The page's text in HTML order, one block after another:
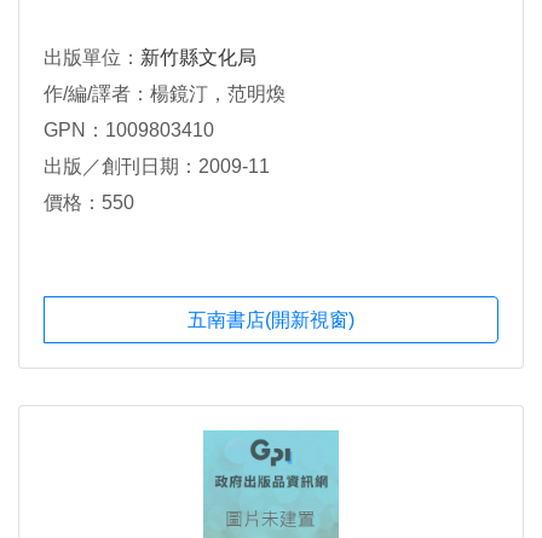
出版單位： 新竹縣文化局
作/編/譯者：楊鏡汀，范明煥
GPN：1009803410
出版／創刊日期：2009-11
價格：550
五南書店(開新視窗)